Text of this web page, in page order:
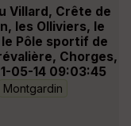
Villard, Crête de
les Olliviers, le
Pôle sportif de
Chorges,
05-14 09:03:45
Montgardin